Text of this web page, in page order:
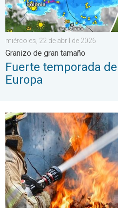
miércoles, 22 de abril de 2026
Granizo de gran tamaño
Fuerte temporada
Europa
Condiciones del tiempo y